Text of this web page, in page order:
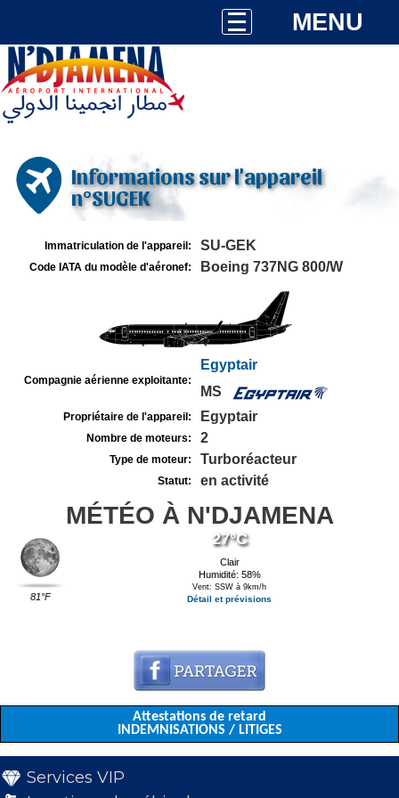
MENU
Informations sur l'appareil
n°SUGEK
Immatriculation de l'appareil: SU-GEK
Code IATA du modèle d'aéronef: Boeing 737NG 800/W
Compagnie aérienne exploitante:
Egyptair
MS
Propriétaire de l'appareil: Egyptair
Nombre de moteurs: 2
Type de moteur: Turboréacteur
Statut: en activité
MÉTÉO À N'DJAMENA
81°F
27°C
Clair
Humidité: 58%
Vent: SSW à 9km/h
Détail et prévisions
Attestations de retard
INDEMNISATIONS / LITIGES
Services VIP